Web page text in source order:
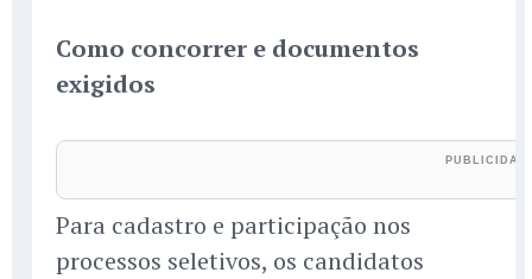
Como concorrer e documentos
exigidos
Para cadastro e participação nos
processos seletivos, os candidatos